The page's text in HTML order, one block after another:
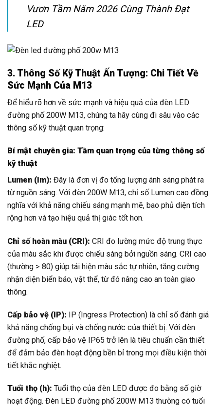
Vươn Tầm Năm 2026 Cùng Thành Đạt
LED
3. Thông Số Kỹ Thuật Ấn Tượng: Chi Tiết Về
Sức Mạnh Của M13
Để hiểu rõ hơn về sức mạnh và hiệu quả của đèn LED
đường phố 200W M13, chúng ta hãy cùng đi sâu vào các
thông số kỹ thuật quan trọng:
Bí mật chuyên gia: Tầm quan trọng của từng thông số
kỹ thuật
Lumen (lm): Đây là đơn vị đo tổng lượng ánh sáng phát ra
từ nguồn sáng. Với đèn 200W M13, chỉ số Lumen cao đồng
nghĩa với khả năng chiếu sáng mạnh mẽ, bao phủ diện tích
rộng hơn và tạo hiệu quả thị giác tốt hơn.
Chỉ số hoàn màu (CRI): CRI đo lường mức độ trung thực
của màu sắc khi được chiếu sáng bởi nguồn sáng. CRI cao
(thường > 80) giúp tái hiện màu sắc tự nhiên, tăng cường
nhận diện biển báo, vật thể, từ đó nâng cao an toàn giao
thông.
Cấp bảo vệ (IP): IP (Ingress Protection) là chỉ số đánh giá
khả năng chống bụi và chống nước của thiết bị. Với đèn
đường phố, cấp bảo vệ IP65 trở lên là tiêu chuẩn cần thiết
để đảm bảo đèn hoạt động bền bỉ trong mọi điều kiện thời
tiết khắc nghiệt.
Tuổi thọ (h): Tuổi thọ của đèn LED được đo bằng số giờ
hoạt động. Đèn LED đường phố 200W M13 thường có tuổi